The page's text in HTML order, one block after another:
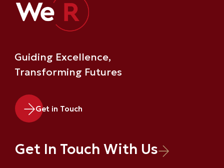
Guiding Excellence,
Transforming Futures
Get in Touch
Get In Touch With Us